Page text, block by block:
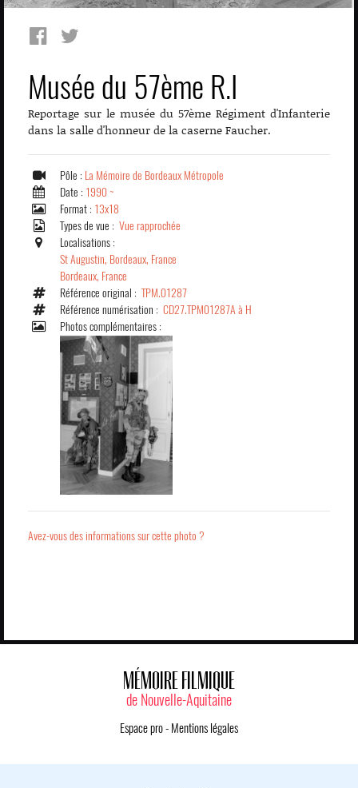
Musée du 57ème R.I
Reportage sur le musée du 57ème Régiment d'Infanterie
dans la salle d'honneur de la caserne Faucher.
Pôle : La Mémoire de Bordeaux Métropole
Date : 1990 ~
Format : 13x18
Types de vue : Vue rapprochée
Localisations :
St Augustin, Bordeaux, France
Bordeaux, France
Référence original : TPM.01287
Référence numérisation : CD27.TPM01287A à H
Photos complémentaires :
Avez-vous des informations sur cette photo ?
MÉMOIRE FILMIQUE
de Nouvelle-Aquitaine
Espace pro- Mentions légales